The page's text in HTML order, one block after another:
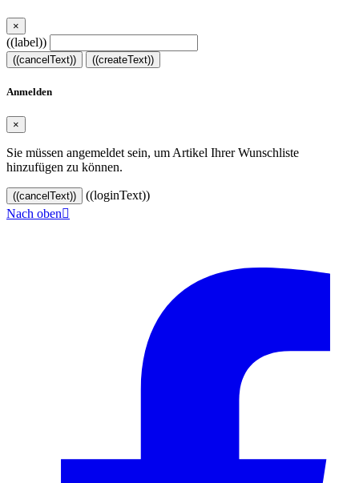
×
((label))
((cancelText)) ((createText))
Anmelden
×
Sie müssen angemeldet sein, um Artikel Ihrer Wunschliste
hinzufügen zu können.
((cancelText))
((loginText))
Nach oben